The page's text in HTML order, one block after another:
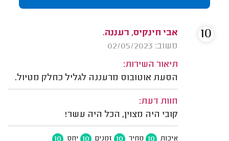
אבי חינקיס, רעננה.
משוב: 02/05/2023
תיאור השירות:
הסעת אוטובוס מרעננה לגליל כחלק מטיול.
חוות דעת:
קובי היה מצוין, הכל היה עשר!
איכות 10 מחיר 10 זמנים 10 יחס 10
10